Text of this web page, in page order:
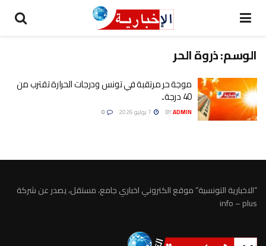
الوسم:ذروة الحر
موجة حر مرتقبة في تونس ودرجات الحرارة تقترب من
40 درجة..
BYADMIN
“الاخبارية التونسية” موقع الكتروني اخباري جامع، مستقل، يصدر عن شركة
info – plus